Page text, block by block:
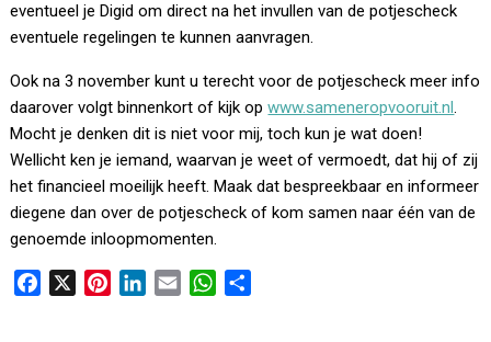
eventueel je Digid om direct na het invullen van de potjescheck
eventuele regelingen te kunnen aanvragen.
Ook na 3 november kunt u terecht voor de potjescheck meer info
daarover volgt binnenkort of kijk opwww.sameneropvooruit.nl.
Mocht je denken dit is niet voor mij, toch kun je wat doen!
Wellicht ken je iemand, waarvan je weet of vermoedt, dat hij of zij
het financieel moeilijk heeft. Maak dat bespreekbaar en informeer
diegene dan over de potjescheck of kom samen naar één van de
genoemde inloopmomenten.
W